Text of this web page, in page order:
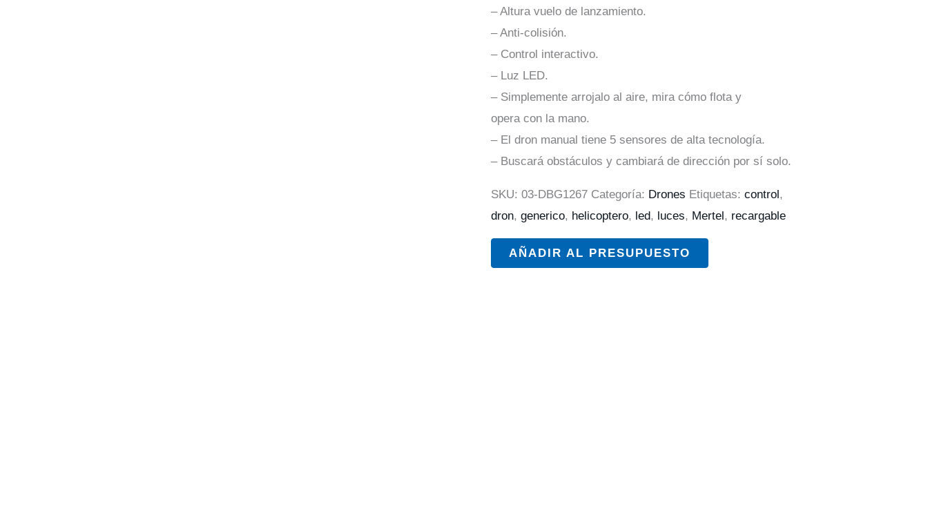
– Altura vuelo de lanzamiento.
– Anti-colisión.
– Control interactivo.
– Luz LED.
– Simplemente arrojalo al aire, mira cómo flota y
opera con la mano.
– El dron manual tiene 5 sensores de alta tecnología.
– Buscará obstáculos y cambiará de dirección por sí solo.
SKU: 03-DBG1267 Categoría: Drones Etiquetas: control,
dron, generico, helicoptero, led, luces, Mertel, recargable
AÑADIR AL PRESUPUESTO